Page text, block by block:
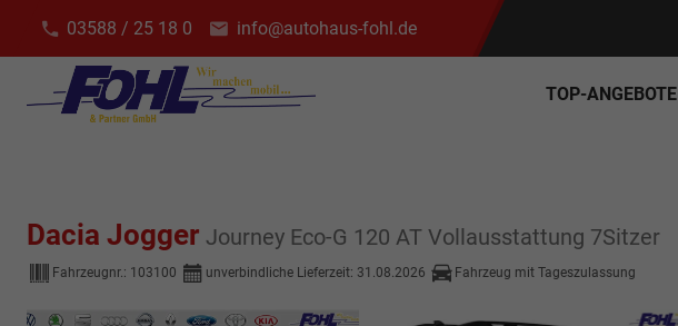
03588 / 25 18 0 info@autohaus-fohl.de
TOP-ANGEBOTE
Dacia Jogger Journey Eco-G 120 AT Vollausstattung 7Sitzer
Fahrzeugnr.: 103100 unverbindliche Lieferzeit: 31.08.2026 Fahrzeug mit Tageszulassung